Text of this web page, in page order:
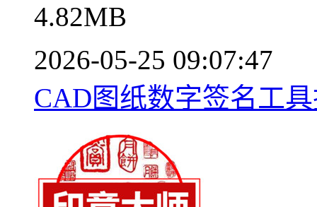
4.82MB
2026-05-25 09:07:47
CAD图纸数字签名工